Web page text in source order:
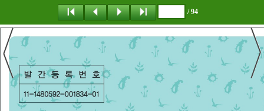
/ 94
탐 색 책갈피 이 동